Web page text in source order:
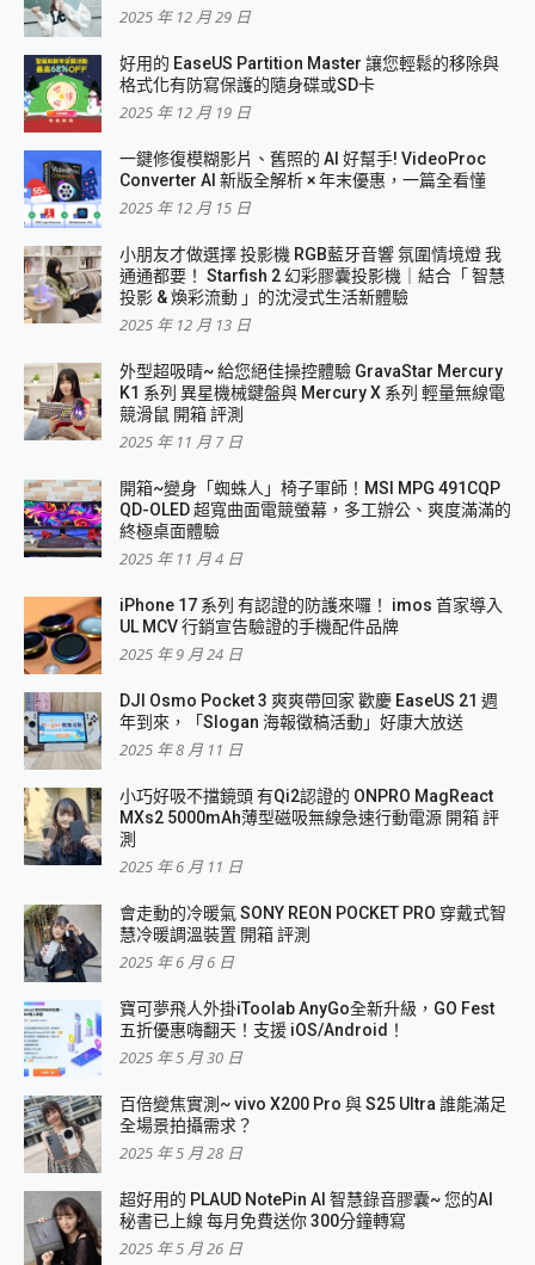
2025 年 12 月 29 日
好用的 EaseUS Partition Master 讓您輕鬆的移除與
格式化有防寫保護的隨身碟或SD卡
2025 年 12 月 19 日
一鍵修復模糊影片、舊照的 AI 好幫手! VideoProc
Converter AI 新版全解析 × 年末優惠，一篇全看懂
2025 年 12 月 15 日
小朋友才做選擇 投影機 RGB藍牙音響 氛圍情境燈 我
通通都要！ Starfish 2 幻彩膠囊投影機｜結合「 智慧
投影 & 煥彩流動 」的沈浸式生活新體驗
2025 年 12 月 13 日
外型超吸晴~ 給您絕佳操控體驗 GravaStar Mercury
K1 系列 異星機械鍵盤與 Mercury X 系列 輕量無線電
競滑鼠 開箱 評測
2025 年 11 月 7 日
開箱~變身「蜘蛛人」椅子軍師！MSI MPG 491CQP
QD-OLED 超寬曲面電競螢幕，多工辦公、爽度滿滿的
終極桌面體驗
2025 年 11 月 4 日
iPhone 17 系列 有認證的防護來囉！ imos 首家導入
UL MCV 行銷宣告驗證的手機配件品牌
2025 年 9 月 24 日
DJI Osmo Pocket 3 爽爽帶回家 歡慶 EaseUS 21 週
年到來，「Slogan 海報徵稿活動」好康大放送
2025 年 8 月 11 日
小巧好吸不擋鏡頭 有Qi2認證的 ONPRO MagReact
MXs2 5000mAh薄型磁吸無線急速行動電源 開箱 評
測
2025 年 6 月 11 日
會走動的冷暖氣 SONY REON POCKET PRO 穿戴式智
慧冷暖調溫裝置 開箱 評測
2025 年 6 月 6 日
寶可夢飛人外掛iToolab AnyGo全新升級，GO Fest
五折優惠嗨翻天！支援 iOS/Android！
2025 年 5 月 30 日
百倍變焦實測~ vivo X200 Pro 與 S25 Ultra 誰能滿足
全場景拍攝需求？
2025 年 5 月 28 日
超好用的 PLAUD NotePin AI 智慧錄音膠囊~ 您的AI
秘書已上線 每月免費送你 300分鐘轉寫
2025 年 5 月 26 日